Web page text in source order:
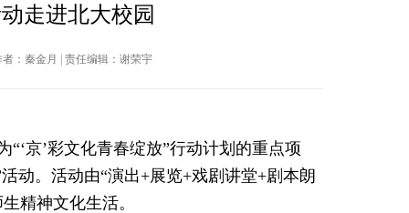
走进北大校园
者：秦金月 | 责任编辑：谢荣宇
“‘京’彩文化青春绽放”行动计划的重点项
。活动由“演出+展览+戏剧讲堂+剧本朗
精神文化生活。